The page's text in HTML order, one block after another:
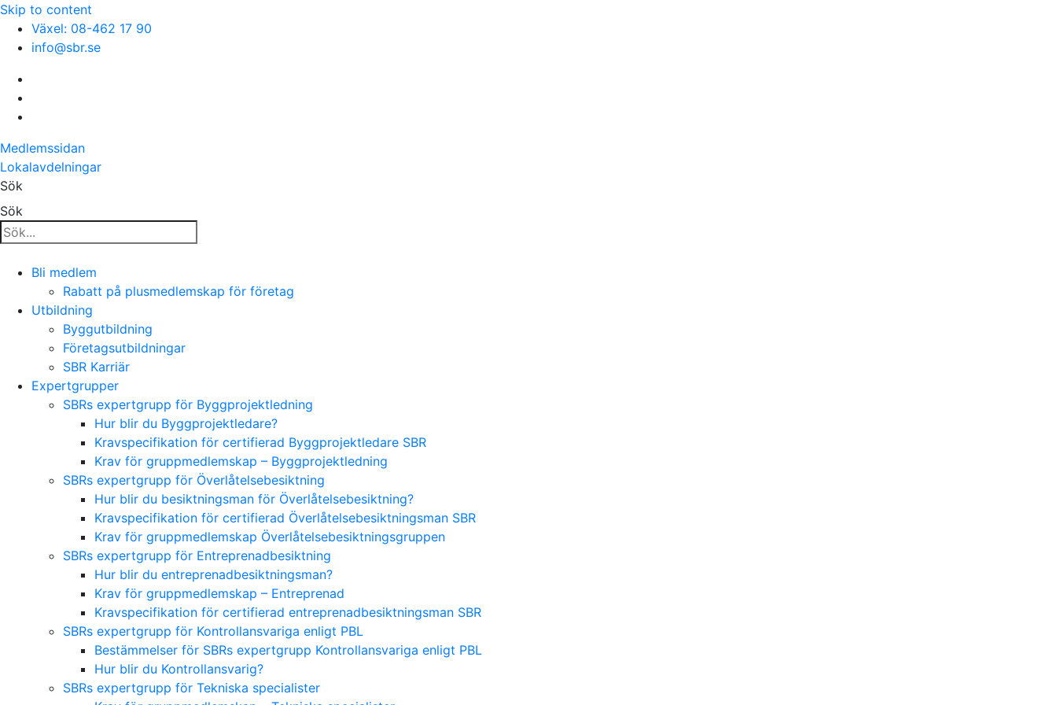
Skip to content
Växel: 08-462 17 90
info@sbr.se
Medlemssidan
Lokalavdelningar
Sök
Sök
Bli medlem
Rabatt på plusmedlemskap för företag
Utbildning
Byggutbildning
Företagsutbildningar
SBR Karriär
Expertgrupper
SBRs expertgrupp för Byggprojektledning
Hur blir du Byggprojektledare?
Kravspecifikation för certifierad Byggprojektledare SBR
Krav för gruppmedlemskap – Byggprojektledning
SBRs expertgrupp för Överlåtelsebesiktning
Hur blir du besiktningsman för Överlåtelsebesiktning?
Kravspecifikation för certifierad Överlåtelsebesiktningsman SBR
Krav för gruppmedlemskap Överlåtelsebesiktningsgruppen
SBRs expertgrupp för Entreprenadbesiktning
Hur blir du entreprenadbesiktningsman?
Krav för gruppmedlemskap – Entreprenad
Kravspecifikation för certifierad entreprenadbesiktningsman SBR
SBRs expertgrupp för Kontrollansvariga enligt PBL
Bestämmelser för SBRs expertgrupp Kontrollansvariga enligt PBL
Hur blir du Kontrollansvarig?
SBRs expertgrupp för Tekniska specialister